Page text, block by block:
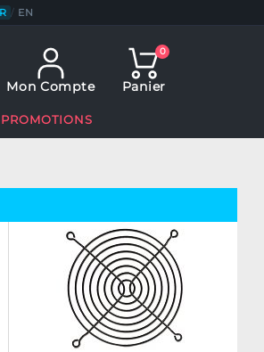
/ EN
Mon Compte
0
Panier
PROMOTIONS